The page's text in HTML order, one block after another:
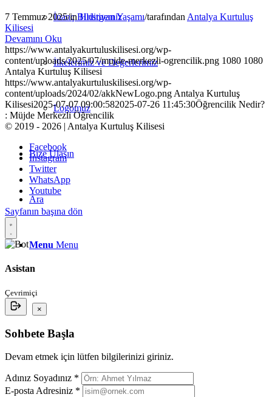
İnanç Bildirgemiz
İlkelerimiz ve Değerlerimiz
Logomuz
Bize Ulaşın
Ara
Menu Menu
7 Temmuz 2025/inHristiyan Yaşamı/tarafından Antalya Kurtuluş
Kilisesi
Devamını Oku
https://www.antalyakurtuluskilisesi.org/wp-
content/uploads/2025/07/mujde-merkezli-ogrencilik.png 1080 1080
Antalya Kurtuluş Kilisesi
https://www.antalyakurtuluskilisesi.org/wp-
content/uploads/2024/02/akkNewLogo.png Antalya Kurtuluş
Kilisesi2025-07-07 09:00:582025-07-26 11:45:30Öğrencilik Nedir?
: Müjde Merkezli Öğrencilik
© 2019 - 2026 | Antalya Kurtuluş Kilisesi
Facebook
Instagram
Twitter
WhatsApp
Youtube
Sayfanın başına dön
Asistan
Çevrimiçi
×
Sohbete Başla
Devam etmek için lütfen bilgilerinizi giriniz.
Adınız Soyadınız *
E-posta Adresiniz *